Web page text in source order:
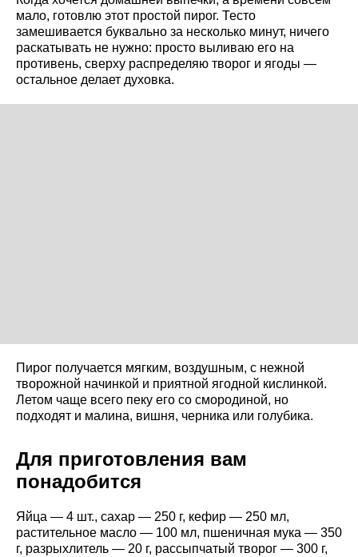
мало, готовлю этот простой пирог. Тесто
замешивается буквально за несколько минут, ничего
раскатывать не нужно: просто выливаю его на
противень, сверху распределяю творог и ягоды —
остальное делает духовка.
Пирог получается мягким, воздушным, с нежной
творожной начинкой и приятной ягодной кислинкой.
Летом чаще всего пеку его со смородиной, но
подходят и малина, вишня, черника или голубика.
Для приготовления вам
понадобится
Яйца — 4 шт., сахар — 250 г, кефир — 250 мл,
растительное масло — 100 мл, пшеничная мука — 350
г, разрыхлитель — 20 г, рассыпчатый творог — 300 г,